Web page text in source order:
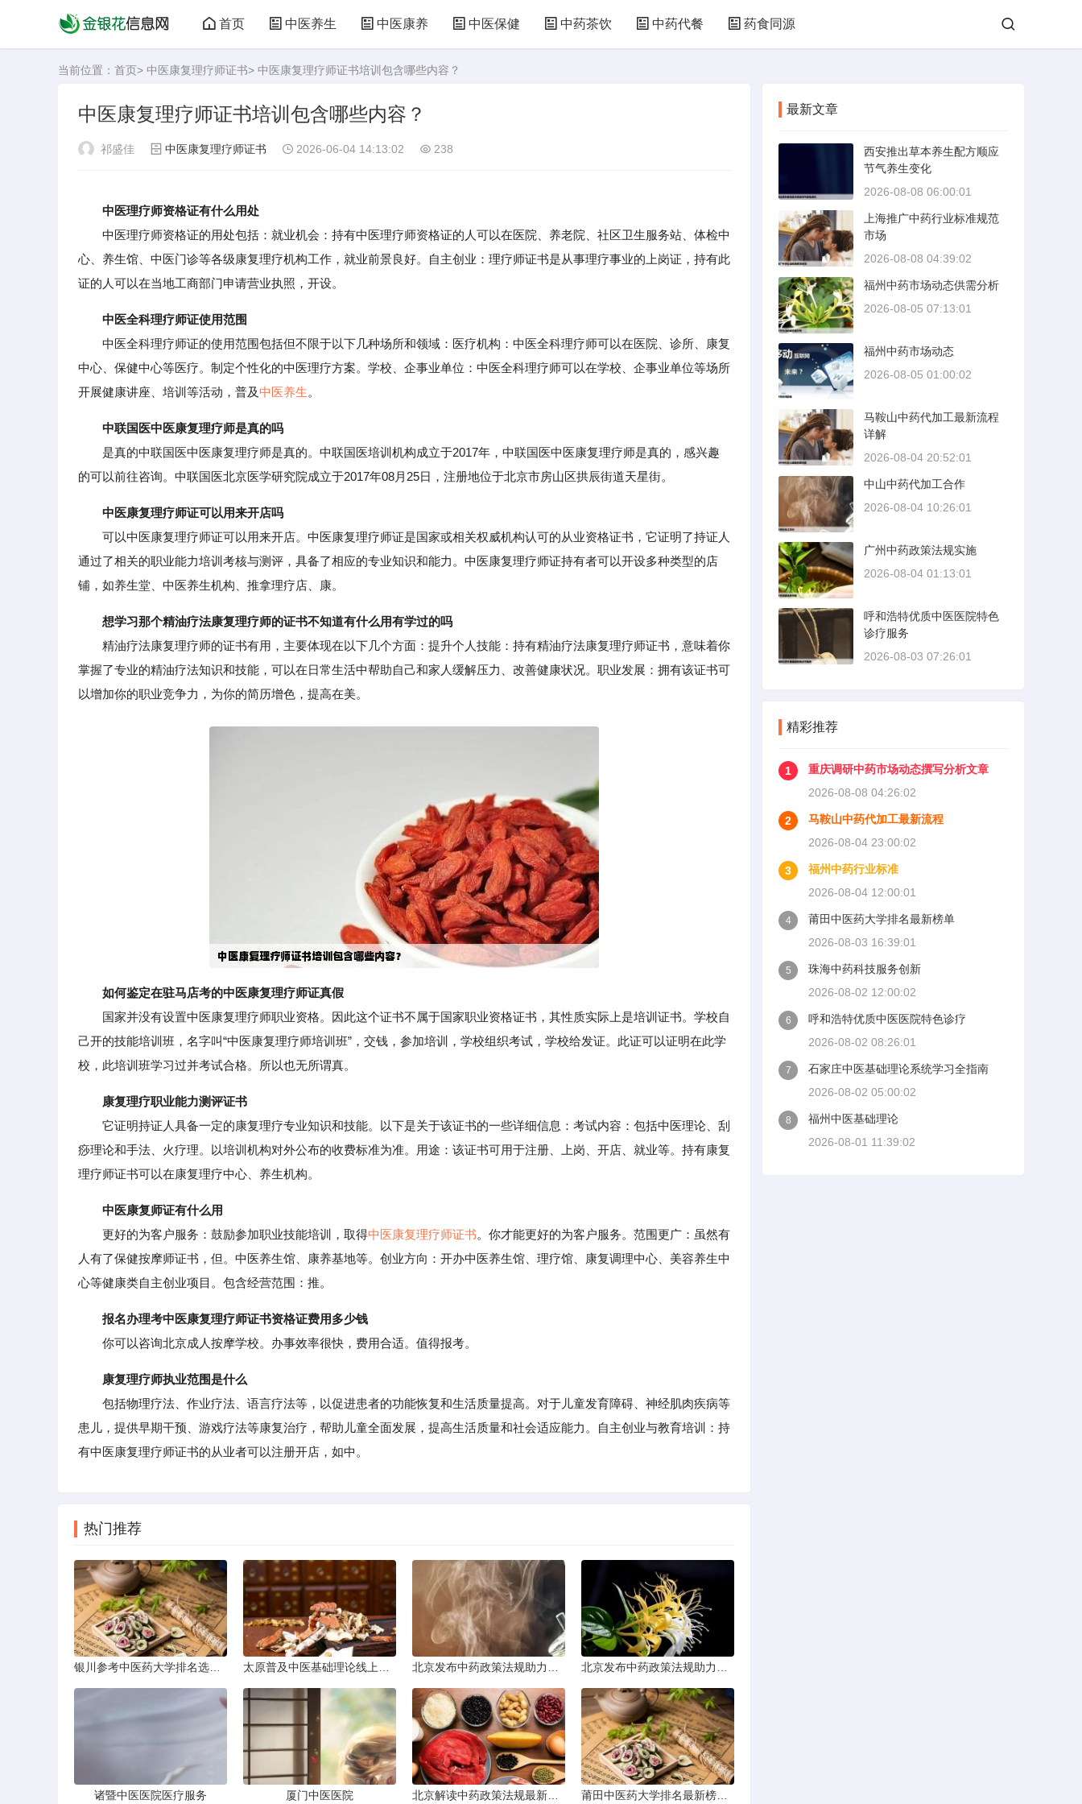
首页 中医养生 中医康养 中医保健 中药茶饮 中药代餐 药食同源
当前位置： 首页> 中医康复理疗师证书> 中医康复理疗师证书培训包含哪些内容？
中医康复理疗师证书培训包含哪些内容？
祁盛佳 中医康复理疗师证书 2026-06-04 14:13:02 238
中医理疗师资格证有什么用处
中医理疗师资格证的用处包括：就业机会：持有中医理疗师资格证的人可以在医院、养老院、社区卫生服务站、体检中
心、养生馆、中医门诊等各级康复理疗机构工作，就业前景良好。自主创业：理疗师证书是从事理疗事业的上岗证，持有此
证的人可以在当地工商部门申请营业执照，开设。
中医全科理疗师证使用范围
中医全科理疗师证的使用范围包括但不限于以下几种场所和领域：医疗机构：中医全科理疗师可以在医院、诊所、康复
中心、保健中心等医疗。制定个性化的中医理疗方案。学校、企事业单位：中医全科理疗师可以在学校、企事业单位等场所
开展健康讲座、培训等活动，普及中医养生。
中联国医中医康复理疗师是真的吗
是真的中联国医中医康复理疗师是真的。中联国医培训机构成立于2017年，中联国医中医康复理疗师是真的，感兴趣
的可以前往咨询。中联国医北京医学研究院成立于2017年08月25日，注册地位于北京市房山区拱辰街道天星街。
中医康复理疗师证可以用来开店吗
可以中医康复理疗师证可以用来开店。中医康复理疗师证是国家或相关权威机构认可的从业资格证书，它证明了持证人
通过了相关的职业能力培训考核与测评，具备了相应的专业知识和能力。中医康复理疗师证持有者可以开设多种类型的店
铺，如养生堂、中医养生机构、推拿理疗店、康。
想学习那个精油疗法康复理疗师的证书不知道有什么用有学过的吗
精油疗法康复理疗师的证书有用，主要体现在以下几个方面：提升个人技能：持有精油疗法康复理疗师证书，意味着你
掌握了专业的精油疗法知识和技能，可以在日常生活中帮助自己和家人缓解压力、改善健康状况。职业发展：拥有该证书可
以增加你的职业竞争力，为你的简历增色，提高在美。
如何鉴定在驻马店考的中医康复理疗师证真假
国家并没有设置中医康复理疗师职业资格。因此这个证书不属于国家职业资格证书，其性质实际上是培训证书。学校自
己开的技能培训班，名字叫“中医康复理疗师培训班”，交钱，参加培训，学校组织考试，学校给发证。此证可以证明在此学
校，此培训班学习过并考试合格。所以也无所谓真。
康复理疗职业能力测评证书
它证明持证人具备一定的康复理疗专业知识和技能。以下是关于该证书的一些详细信息：考试内容：包括中医理论、刮
痧理论和手法、火疗理。以培训机构对外公布的收费标准为准。用途：该证书可用于注册、上岗、开店、就业等。持有康复
理疗师证书可以在康复理疗中心、养生机构。
中医康复师证有什么用
更好的为客户服务：鼓励参加职业技能培训，取得中医康复理疗师证书。你才能更好的为客户服务。范围更广：虽然有
人有了保健按摩师证书，但。中医养生馆、康养基地等。创业方向：开办中医养生馆、理疗馆、康复调理中心、美容养生中
心等健康类自主创业项目。包含经营范围：推。
报名办理考中医康复理疗师证书资格证费用多少钱
你可以咨询北京成人按摩学校。办事效率很快，费用合适。值得报考。
康复理疗师执业范围是什么
包括物理疗法、作业疗法、语言疗法等，以促进患者的功能恢复和生活质量提高。对于儿童发育障碍、神经肌肉疾病等
患儿，提供早期干预、游戏疗法等康复治疗，帮助儿童全面发展，提高生活质量和社会适应能力。自主创业与教育培训：持
有中医康复理疗师证书的从业者可以注册开店，如中。
热门推荐
诸暨中医医院医疗服务 厦门中医医院
最新文章
西安推出草本养生配方顺应
节气养生变化
2026-08-08 06:00:01
上海推广中药行业标准规范
市场
2026-08-08 04:39:02
福州中药市场动态供需分析
2026-08-05 07:13:01
福州中药市场动态
2026-08-05 01:00:02
马鞍山中药代加工最新流程
详解
2026-08-04 20:52:01
中山中药代加工合作
2026-08-04 10:26:01
广州中药政策法规实施
2026-08-04 01:13:01
呼和浩特优质中医医院特色
诊疗服务
2026-08-03 07:26:01
精彩推荐
1
重庆调研中药市场动态撰写分析文章
2026-08-08 04:26:02
2
马鞍山中药代加工最新流程
2026-08-04 23:00:02
3
福州中药行业标准
2026-08-04 12:00:01
4
莆田中医药大学排名最新榜单
2026-08-03 16:39:01
5
珠海中药科技服务创新
2026-08-02 12:00:02
6
呼和浩特优质中医医院特色诊疗
2026-08-02 08:26:01
7
石家庄中医基础理论系统学习全指南
2026-08-02 05:00:02
8
福州中医基础理论
2026-08-01 11:39:02